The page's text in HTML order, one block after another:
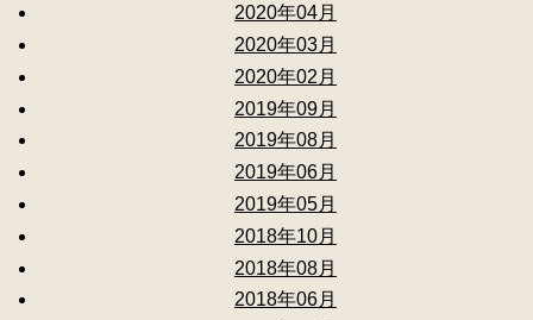
2020年04月
2020年03月
2020年02月
2019年09月
2019年08月
2019年06月
2019年05月
2018年10月
2018年08月
2018年06月